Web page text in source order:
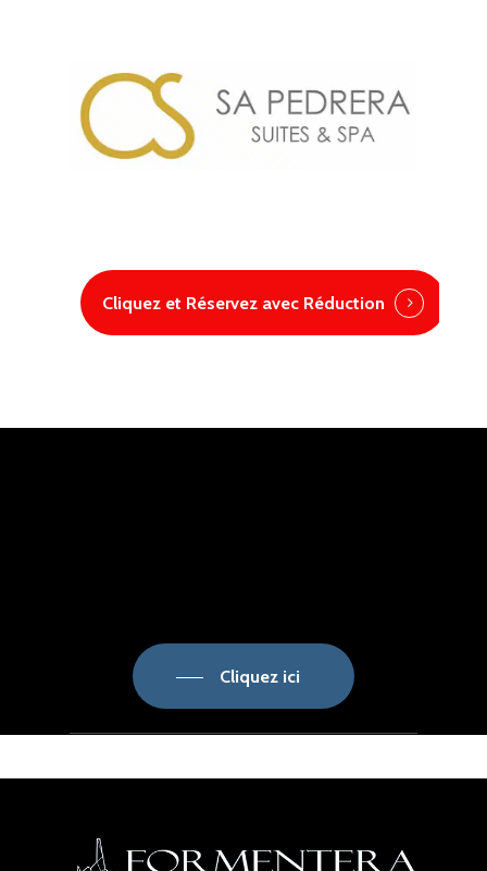
Cliquez et Réservez avec Réduction
Cliquez ici